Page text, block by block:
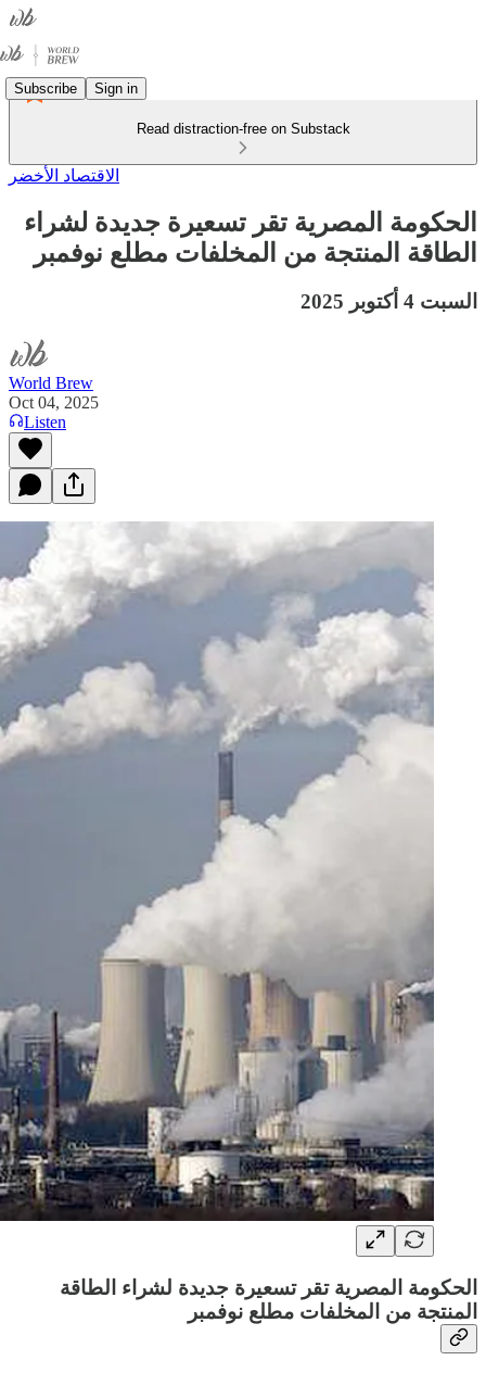
Subscribe Sign in
Read distraction-free on Substack
الاقتصاد الأخضر
الحكومة المصرية تقر تسعيرة جديدة لشراء
الطاقة المنتجة من المخلفات مطلع نوفمبر
السبت 4 أكتوبر 2025
World Brew
Oct 04, 2025
Listen
الحكومة المصرية تقر تسعيرة جديدة لشراء الطاقة
المنتجة من المخلفات مطلع نوفمبر